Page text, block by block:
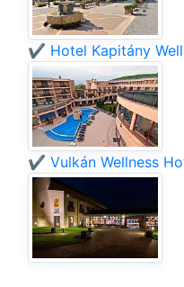
✔️ Hotel Kapitány
✔️ Vulkán Wellness